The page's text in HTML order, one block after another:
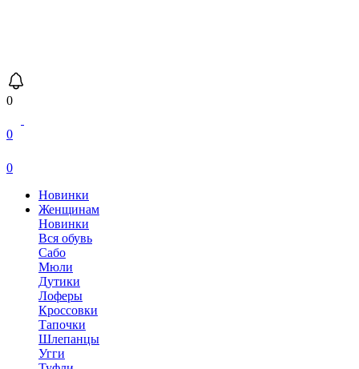
0
0
0
Новинки
Женщинам
Новинки
Вся обувь
Сабо
Мюли
Дутики
Лоферы
Кроссовки
Тапочки
Шлепанцы
Угги